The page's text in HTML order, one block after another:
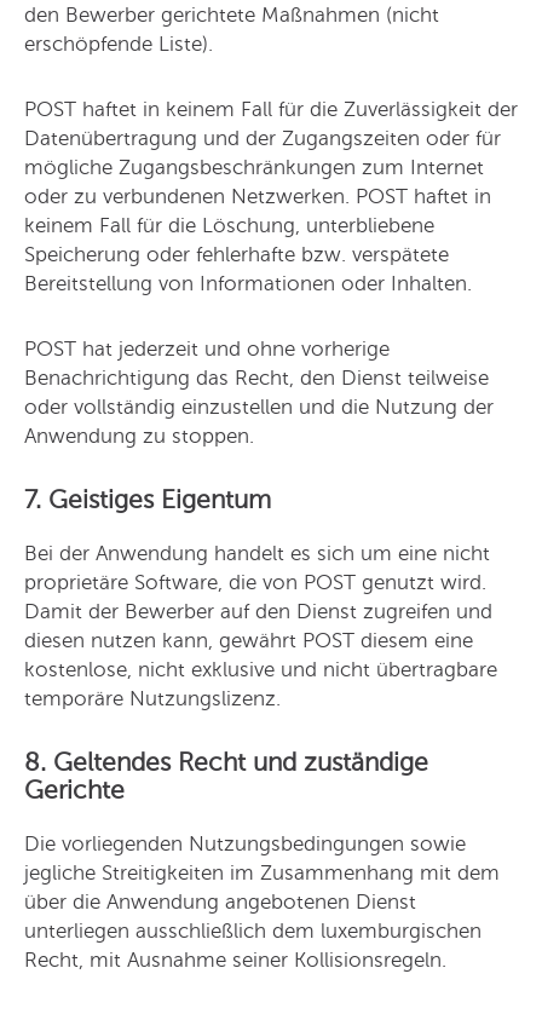
den Bewerber gerichtete Maßnahmen (nicht
erschöpfende Liste).
POST haftet in keinem Fall für die Zuverlässigkeit der
Datenübertragung und der Zugangszeiten oder für
mögliche Zugangsbeschränkungen zum Internet
oder zu verbundenen Netzwerken. POST haftet in
keinem Fall für die Löschung, unterbliebene
Speicherung oder fehlerhafte bzw. verspätete
Bereitstellung von Informationen oder Inhalten.
POST hat jederzeit und ohne vorherige
Benachrichtigung das Recht, den Dienst teilweise
oder vollständig einzustellen und die Nutzung der
Anwendung zu stoppen.
7. Geistiges Eigentum
Bei der Anwendung handelt es sich um eine nicht
proprietäre Software, die von POST genutzt wird.
Damit der Bewerber auf den Dienst zugreifen und
diesen nutzen kann, gewährt POST diesem eine
kostenlose, nicht exklusive und nicht übertragbare
temporäre Nutzungslizenz.
8. Geltendes Recht und zuständige
Gerichte
Die vorliegenden Nutzungsbedingungen sowie
jegliche Streitigkeiten im Zusammenhang mit dem
über die Anwendung angebotenen Dienst
unterliegen ausschließlich dem luxemburgischen
Recht, mit Ausnahme seiner Kollisionsregeln.